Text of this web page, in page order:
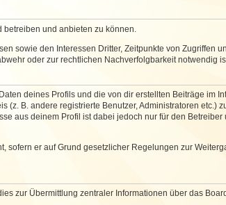
und anbieten zu können.
sowie den Interessen Dritter, Zeitpunkte von Zugriffen
oder zur rechtlichen Nachverfolgbarkeit notwendig
deines Profils und die von dir erstellten Beiträge im
B. andere registrierte Benutzer, Administratoren etc.)
aus deinem Profil ist dabei jedoch nur für den Betreiber
er auf Grund gesetzlicher Regelungen zur
zur Übermittlung zentraler Informationen über das